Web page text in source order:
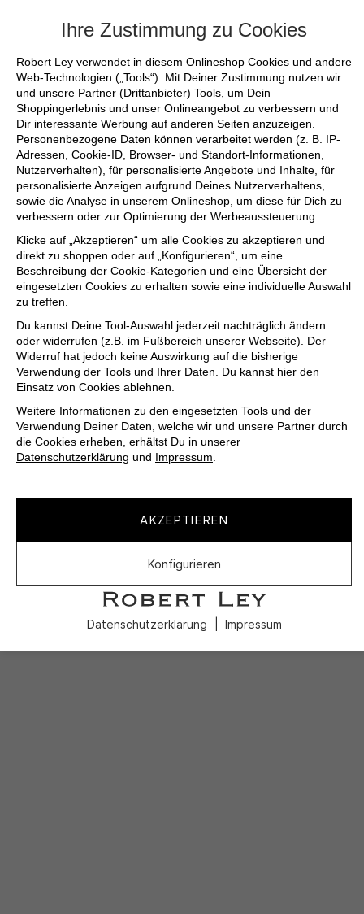
Ihre Zustimmung zu Cookies
Robert Ley verwendet in diesem Onlineshop Cookies und andere
Web-Technologien („Tools“). Mit Deiner Zustimmung nutzen wir
und unsere Partner (Drittanbieter) Tools, um Dein
Shoppingerlebnis und unser Onlineangebot zu verbessern und
Dir interessante Werbung auf anderen Seiten anzuzeigen.
Personenbezogene Daten können verarbeitet werden (z. B. IP-
Adressen, Cookie-ID, Browser- und Standort-Informationen,
Nutzerverhalten), für personalisierte Angebote und Inhalte, für
personalisierte Anzeigen aufgrund Deines Nutzerverhaltens,
sowie die Analyse in unserem Onlineshop, um diese für Dich zu
verbessern oder zur Optimierung der Werbeaussteuerung.
Klicke auf „Akzeptieren“ um alle Cookies zu akzeptieren und
direkt zu shoppen oder auf „Konfigurieren“, um eine
Beschreibung der Cookie-Kategorien und eine Übersicht der
eingesetzten Cookies zu erhalten sowie eine individuelle Auswahl
zu treffen.
Du kannst Deine Tool-Auswahl jederzeit nachträglich ändern
oder widerrufen (z.B. im Fußbereich unserer Webseite). Der
Widerruf hat jedoch keine Auswirkung auf die bisherige
Verwendung der Tools und Ihrer Daten. Du kannst hier den
Einsatz von Cookies ablehnen.
Weitere Informationen zu den eingesetzten Tools und der
Verwendung Deiner Daten, welche wir und unsere Partner durch
die Cookies erheben, erhältst Du in unserer
Datenschutzerklärung und Impressum.
AKZEPTIEREN
Konfigurieren
Datenschutzerklärung Impressum